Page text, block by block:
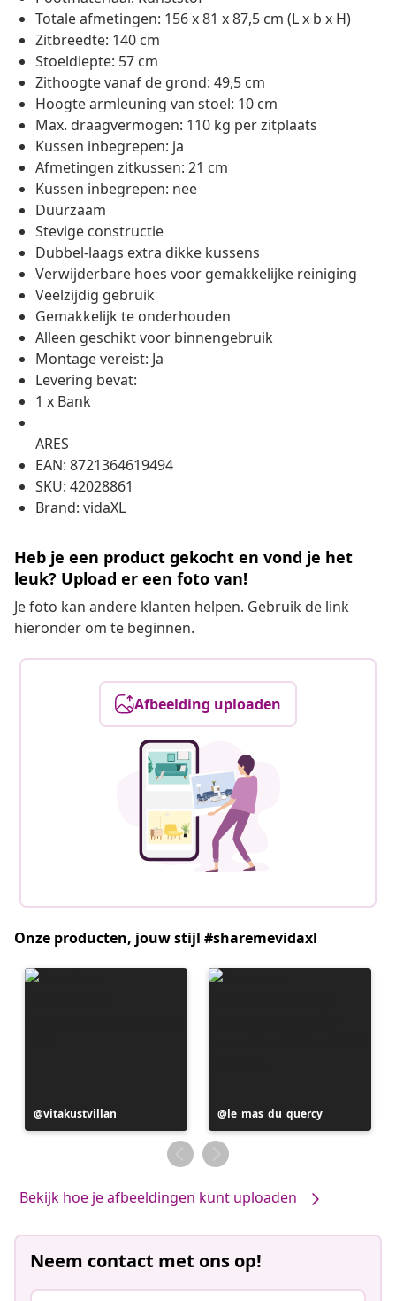
Totale afmetingen: 156 x 81 x 87,5 cm (L x b x H)
Zitbreedte: 140 cm
Stoeldiepte: 57 cm
Zithoogte vanaf de grond: 49,5 cm
Hoogte armleuning van stoel: 10 cm
Max. draagvermogen: 110 kg per zitplaats
Kussen inbegrepen: ja
Afmetingen zitkussen: 21 cm
Kussen inbegrepen: nee
Duurzaam
Stevige constructie
Dubbel-laags extra dikke kussens
Verwijderbare hoes voor gemakkelijke reiniging
Veelzijdig gebruik
Gemakkelijk te onderhouden
Alleen geschikt voor binnengebruik
Montage vereist: Ja
Levering bevat:
1 x Bank
ARES
EAN: 8721364619494
SKU: 42028861
Brand: vidaXL
Heb je een product gekocht en vond je het
leuk? Upload er een foto van!
Je foto kan andere klanten helpen. Gebruik de link
hieronder om te beginnen.
Afbeelding uploaden
Onze producten, jouw stijl #sharemevidaxl
Bericht
gepubliceerd
vitakustvillan
Bericht
gepubliceerd
door
le_mas_du_quercy
Bekijk hoe je afbeeldingen kunt uploaden
Neem contact met ons op!